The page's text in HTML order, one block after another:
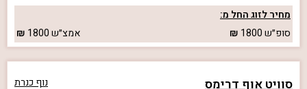
מחיר לזוג החל מ:
סופ״ש1800 אמצ״ש1800
סוויט אוף דרימס נוף כנרת